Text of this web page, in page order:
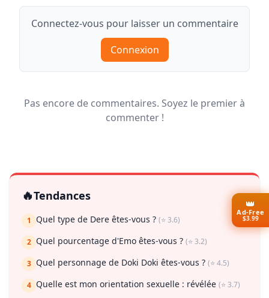
Connectez-vous pour laisser un commentaire
Connexion
Pas encore de commentaires. Soyez le premier à
commenter !
🔥Tendances
1 Quel type de Dere êtes-vous ? (⭐ 3.6)
2 Quel pourcentage d'Emo êtes-vous ? (⭐ 3.2)
3 Quel personnage de Doki Doki êtes-vous ? (⭐ 4.5)
4 Quelle est mon orientation sexuelle : révélée (⭐ 3.7)
👑
Ad-Free
$3.99